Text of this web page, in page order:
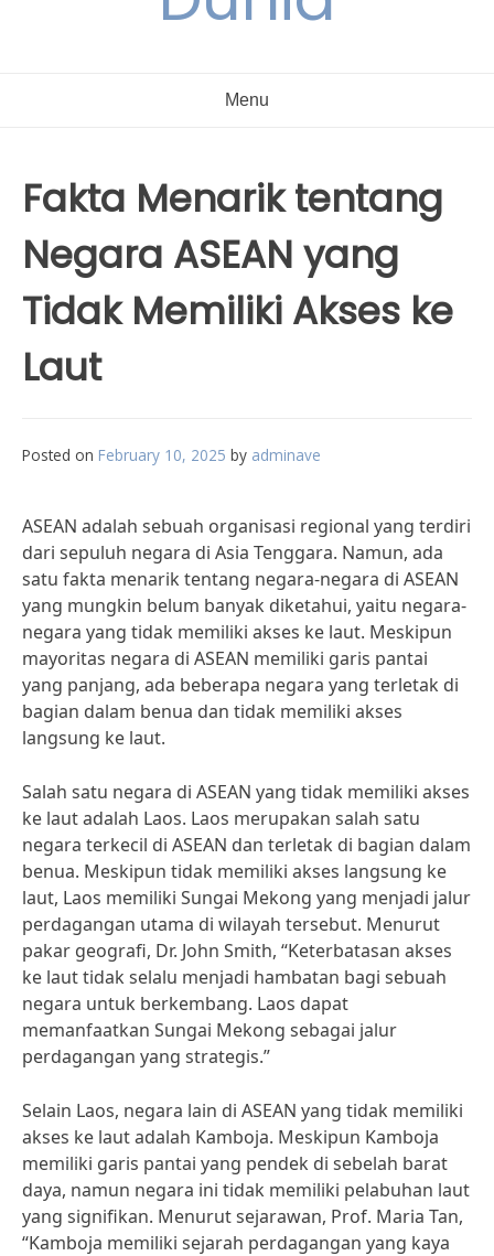
Menu
Fakta Menarik tentang
Negara ASEAN yang
Tidak Memiliki Akses ke
Laut
Posted on February 10, 2025 by adminave
ASEAN adalah sebuah organisasi regional yang terdiri
dari sepuluh negara di Asia Tenggara. Namun, ada
satu fakta menarik tentang negara-negara di ASEAN
yang mungkin belum banyak diketahui, yaitu negara-
negara yang tidak memiliki akses ke laut. Meskipun
mayoritas negara di ASEAN memiliki garis pantai
yang panjang, ada beberapa negara yang terletak di
bagian dalam benua dan tidak memiliki akses
langsung ke laut.
Salah satu negara di ASEAN yang tidak memiliki akses
ke laut adalah Laos. Laos merupakan salah satu
negara terkecil di ASEAN dan terletak di bagian dalam
benua. Meskipun tidak memiliki akses langsung ke
laut, Laos memiliki Sungai Mekong yang menjadi jalur
perdagangan utama di wilayah tersebut. Menurut
pakar geografi, Dr. John Smith, “Keterbatasan akses
ke laut tidak selalu menjadi hambatan bagi sebuah
negara untuk berkembang. Laos dapat
memanfaatkan Sungai Mekong sebagai jalur
perdagangan yang strategis.”
Selain Laos, negara lain di ASEAN yang tidak memiliki
akses ke laut adalah Kamboja. Meskipun Kamboja
memiliki garis pantai yang pendek di sebelah barat
daya, namun negara ini tidak memiliki pelabuhan laut
yang signifikan. Menurut sejarawan, Prof. Maria Tan,
“Kamboja memiliki sejarah perdagangan yang kaya